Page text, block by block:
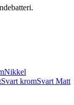
Nikkel
Svart kromSvart Matt